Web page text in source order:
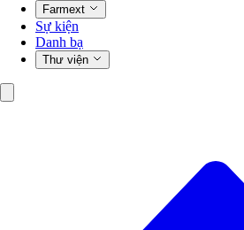
Farmext
Sự kiện
Danh bạ
Thư viện